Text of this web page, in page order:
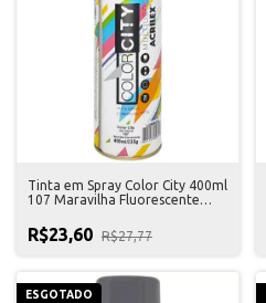
Tinta em Spray Color City 400ml
107 Maravilha Fluorescente
R$23,60 R$27,77
ESGOTADO